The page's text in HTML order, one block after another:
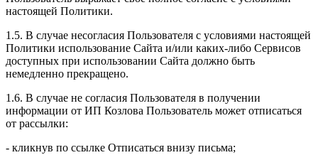
настоящей Политики.
1.5. В случае несогласия Пользователя с условиями настоящей
Политики использование Сайта и/или каких-либо Сервисов
доступных при использовании Сайта должно быть
немедленно прекращено.
1.6. В случае не согласия Пользователя в получении
информации от ИП Козлова Пользователь может отписаться
от рассылки:
- кликнув по ссылке Отписаться внизу письма;